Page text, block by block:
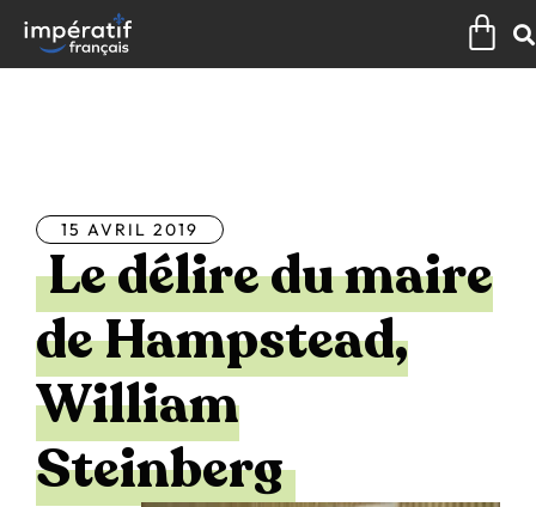
contenu
15 AVRIL 2019
Le délire du maire
de Hampstead,
William
Steinberg